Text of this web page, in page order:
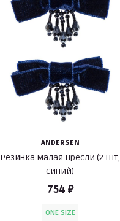
ANDERSEN
Резинка малая Пресли (2 шт,
синий)
754 ₽
ONE SIZE